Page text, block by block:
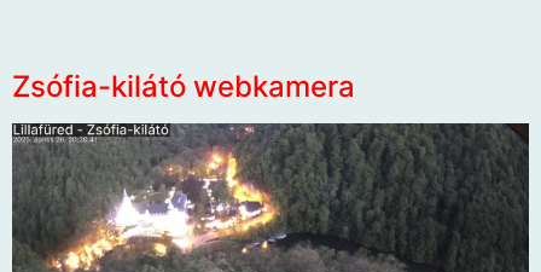
Zsófia-kilátó webkamera